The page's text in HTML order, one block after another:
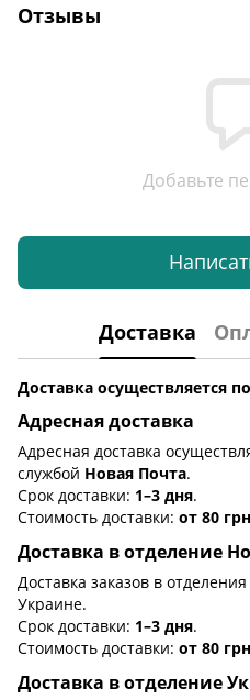
Отзывы
Добавьте
Доставка
Доставка осуществляется
Адресная доставка
Адресная доставка
службой Новая Почта.
Срок доставки: 1–3 дня.
Стоимость доставки: от 80 грн
Доставка в отделение
Доставка заказов в отделения
Украине.
Срок доставки: 1–3 дня.
Стоимость доставки: от 80 грн
Доставка в отделение